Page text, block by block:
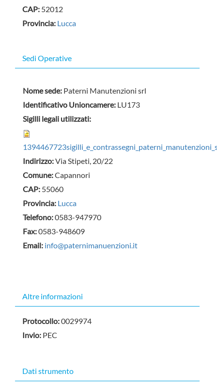
CAP: 52012
Provincia: Lucca
Nascondi
Sedi Operative
Nome sede: Paterni Manutenzioni srl
Identificativo Unioncamere: LU173
Sigilli legali utilizzati:
Indirizzo:Via Stipeti, 20/22
Comune:Capannori
CAP: 55060
Provincia: Lucca
Telefono:0583-947970
Fax:0583-948609
Email: info@paternimanuenzioni.it
Altre informazioni
Protocollo:0029974
Invio: PEC
Dati strumento